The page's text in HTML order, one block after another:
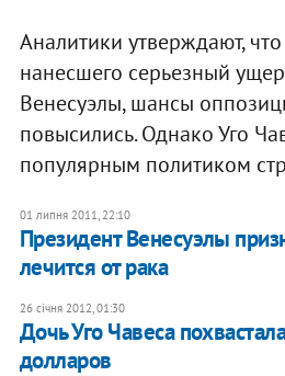
Аналитики утверждают,
нанесшего серьезный
Венесуэлы, шансы
повысились. Однако Уго
популярным политиком
01 липня 2011, 22:10
Президент Венесуэлы
лечится от рака
26 січня 2012, 01:30
Дочь Уго Чавеса
долларов